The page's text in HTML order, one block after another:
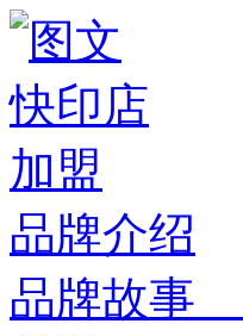
品牌介绍
品牌故事